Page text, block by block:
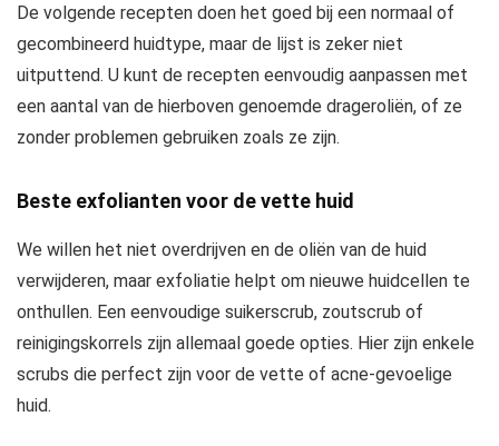
De volgende recepten doen het goed bij een normaal of
gecombineerd huidtype, maar de lijst is zeker niet
uitputtend. U kunt de recepten eenvoudig aanpassen met
een aantal van de hierboven genoemde drageroliën, of ze
zonder problemen gebruiken zoals ze zijn.
Beste exfolianten voor de vette huid
We willen het niet overdrijven en de oliën van de huid
verwijderen, maar exfoliatie helpt om nieuwe huidcellen te
onthullen. Een eenvoudige suikerscrub, zoutscrub of
reinigingskorrels zijn allemaal goede opties. Hier zijn enkele
scrubs die perfect zijn voor de vette of acne-gevoelige
huid.